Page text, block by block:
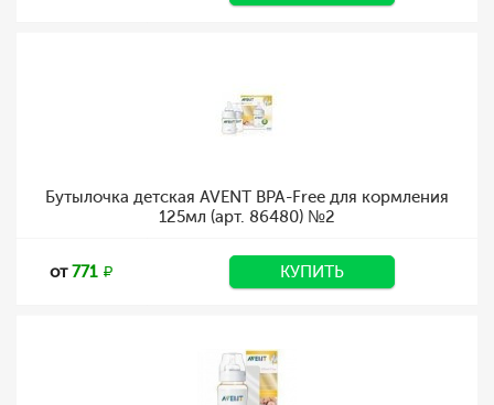
Бутылочка детская AVENT BPA-Free для кормления
125мл (арт. 86480) №2
от771 КУПИТЬ